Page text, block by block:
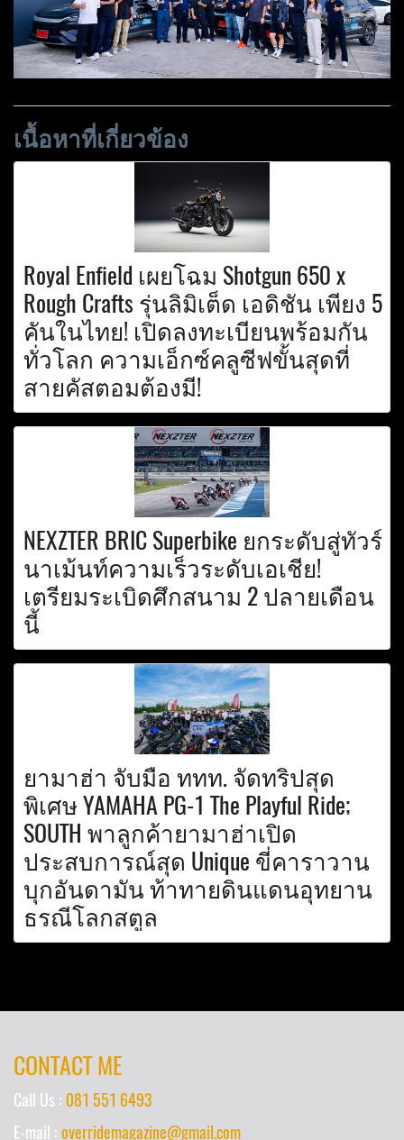
เนื้อหาที่เกี่ยวข้อง
Royal Enfield เผยโฉม Shotgun 650 x
Rough Crafts รุ่นลิมิเต็ด เอดิชัน เพียง 5
คันในไทย! เปิดลงทะเบียนพร้อมกัน
ทั่วโลก ความเอ็กซ์คลูซีฟขั้นสุดที่
สายคัสตอมต้องมี!
NEXZTER BRIC Superbike ยกระดับสู่ทัวร์
นาเม้นท์ความเร็วระดับเอเชีย!
เตรียมระเบิดศึกสนาม 2 ปลายเดือน
นี้
ยามาฮ่า จับมือ ททท. จัดทริปสุด
พิเศษ YAMAHA PG-1 The Playful Ride;
SOUTH พาลูกค้ายามาฮ่าเปิด
ประสบการณ์สุด Unique ขี่คาราวาน
บุกอันดามัน ท้าทายดินแดนอุทยาน
ธรณีโลกสตูล
CONTACT ME
Call Us : 081 551 6493
E-mail : overridemagazine@gmail.com